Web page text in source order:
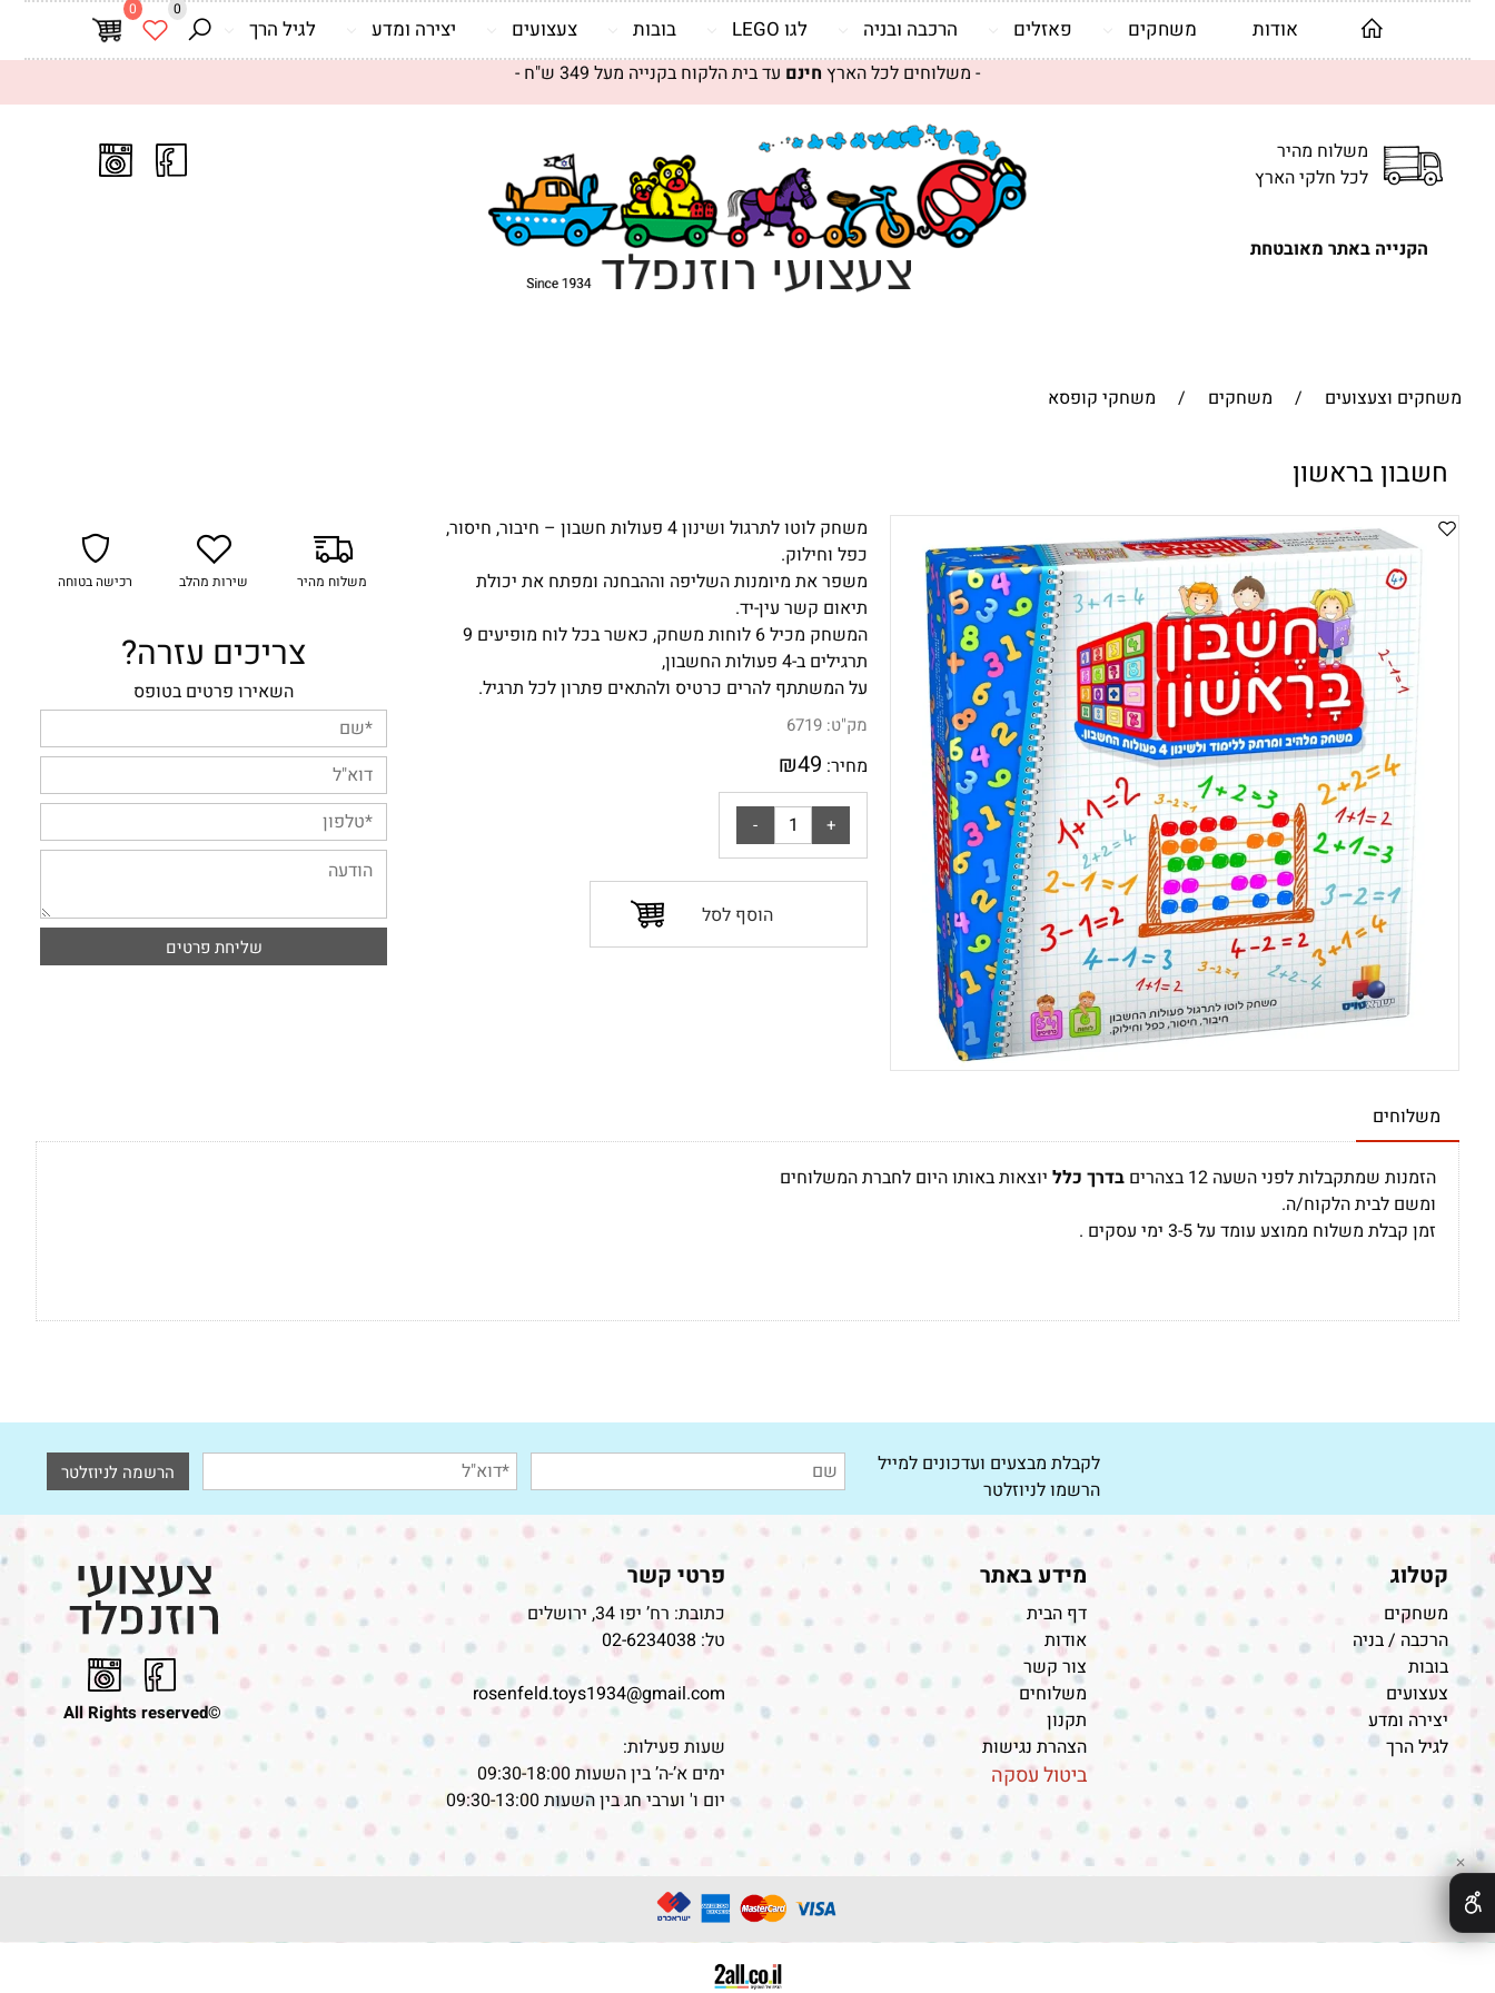
- משלוחים לכל הארץ חינם עד בית הלקוח בקנייה מעל 349 ש"ח -
משלוח מהיר
לכל חלקי הארץ
הקנייה באתר מאובטחת
0 0
אודות משחקים פאזלים הרכבה ובניה לגו LEGO בובות צעצועים יצירה ומדע לגיל הרך
משחקים וצעצועים / משחקים / משחקי קופסא
חשבון בראשון
משחק לוטו לתרגול ושינון 4 פעולות חשבון – חיבור, חיסור,
כפל וחילוק.
משפר את מיומנות השליפה וההבחנה ומפתח את יכולת
תיאום קשר עין-יד.
המשחק מכיל 6 לוחות משחק, כאשר בכל לוח מופיעים 9
תרגילים ב-4 פעולות החשבון,
על המשתתף להרים כרטיס ולהתאים פתרון לכל תרגיל.
מק"ט: 6719
מחיר: ₪49
הוסף לסל
משלוח מהיר שירות מהלב רכישה בטוחה
צריכים עזרה?
השאירו פרטים בטופס
משלוחים
הזמנות שמתקבלות לפני השעה 12 בצהרים בדרך כלל יוצאות באותו היום לחברת המשלוחים
ומשם לבית הלקוח/ה.
זמן קבלת משלוח ממוצע עומד על 3-5 ימי עסקים .
לקבלת מבצעים ועדכונים למייל
הרשמו לניוזלטר
קטלוג
משחקים
הרכבה / בניה
בובות
צעצועים
יצירה ומדע
לגיל הרך
מידע באתר
דף הבית
אודות
צור קשר
משלוחים
תקנון
הצהרת נגישות
ביטול עסקה
פרטי קשר
כתובת: רח’ יפו 34, ירושלים
טל: 02-6234038
rosenfeld.toys1934@gmail.com
שעות פעילות:
ימים א’-ה’ בין השעות 09:30-18:00
יום ו' וערבי חג בין השעות 09:30-13:00
©All Rights reserved
✕